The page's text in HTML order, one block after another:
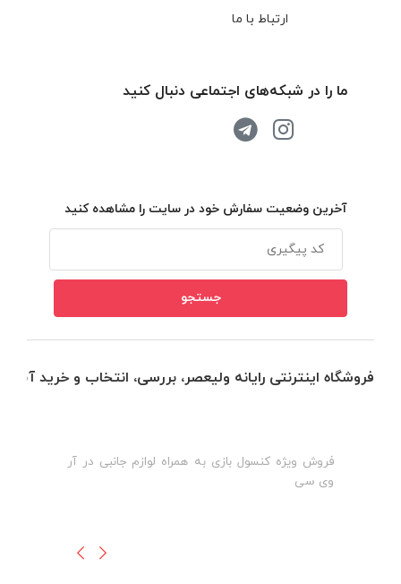
ارتباط با ما
ما را در شبکه‌های اجتماعی دنبال کنید
آخرین وضعیت سفارش خود در سایت را مشاهده کنید
فروشگاه اینترنتی رایانه ولیعصر، بررسی، انتخاب و خرید
فروش ویژه کنسول بازی به همراه لوازم جانبی در آر
وی سی